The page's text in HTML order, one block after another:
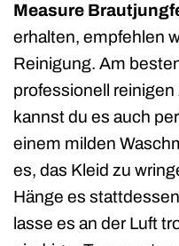
Measure
erhalten, empfehlen
Reinigung. Am
professionell
kannst du es auch
einem milden
es, das Kleid zu
Hänge es
lasse es an der Luft